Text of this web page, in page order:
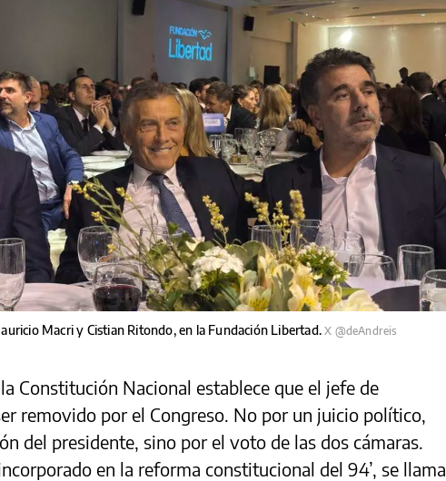
Macri y Cistian Ritondo, en la Fundación Libertad.X @deAndreis
Constitución Nacional establece que el jefe de
removido por el Congreso. No por un juicio político,
del presidente, sino por el voto de las dos cámaras.
en la reforma constitucional del 94’, se llama